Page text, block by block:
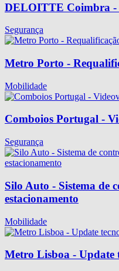
DELOITTE Coimbra -
Segurança
Metro Porto -
Mobilidade
Comboios Portugal -
Segurança
Silo Auto - Sistema de
estacionamento
Mobilidade
Metro Lisboa - Update